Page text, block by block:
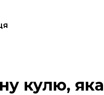
кулю, яка